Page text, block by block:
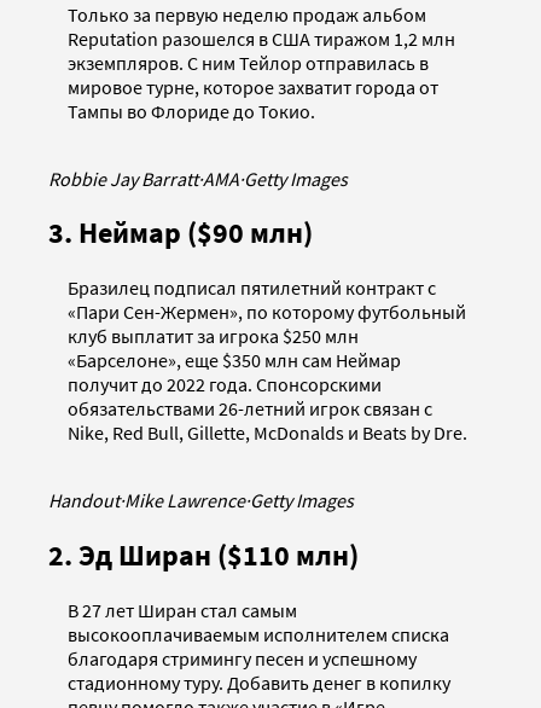
Только за первую неделю продаж альбом
Reputation разошелся в США тиражом 1,2 млн
экземпляров. С ним Тейлор отправилась в
мировое турне, которое захватит города от
Тампы во Флориде до Токио.
Robbie Jay Barratt·AMA·Getty Images
3. Неймар ($90 млн)
Бразилец подписал пятилетний контракт с
«Пари Сен-Жермен», по которому футбольный
клуб выплатит за игрока $250 млн
«Барселоне», еще $350 млн сам Неймар
получит до 2022 года. Спонсорскими
обязательствами 26-летний игрок связан с
Nike, Red Bull, Gillette, McDonalds и Beats by Dre.
Handout·Mike Lawrence·Getty Images
2. Эд Ширан ($110 млн)
В 27 лет Ширан стал самым
высокооплачиваемым исполнителем списка
благодаря стримингу песен и успешному
стадионному туру. Добавить денег в копилку